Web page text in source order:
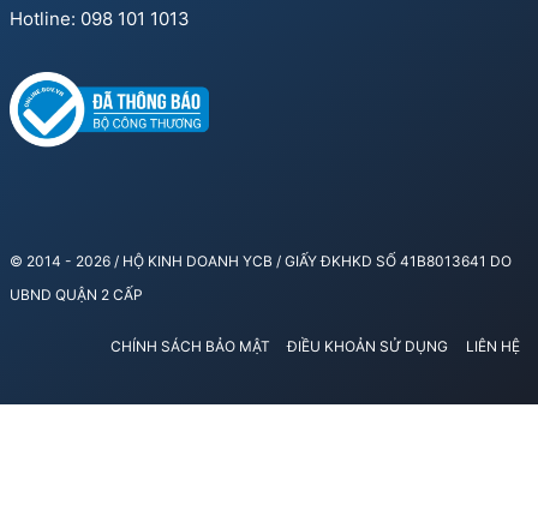
Hotline: 098 101 1013
© 2014 - 2026 / HỘ KINH DOANH YCB / GIẤY ĐKHKD SỐ 41B8013641 DO
UBND QUẬN 2 CẤP
CHÍNH SÁCH BẢO MẬT ĐIỀU KHOẢN SỬ DỤNG LIÊN HỆ